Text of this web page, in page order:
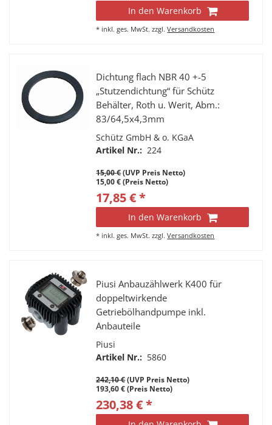
In den Warenkorb
* inkl. ges. MwSt. zzgl.Versandkosten
Dichtung flach NBR 40 +-5
„Stutzendichtung“ für Schütz
Behälter, Roth u. Werit, Abm.:
83/64,5x4,3mm
Schütz GmbH & o. KGaA
Artikel Nr.: 224
15,00 €(UVP Preis Netto)
15,00 € (Preis Netto)
17,85 € *
In den Warenkorb
* inkl. ges. MwSt. zzgl.Versandkosten
Piusi Anbauzählwerk K400 für
doppeltwirkende
Getriebölhandpumpe inkl.
Anbauteile
Piusi
Artikel Nr.: 5860
242,10 €(UVP Preis Netto)
193,60 € (Preis Netto)
230,38 € *